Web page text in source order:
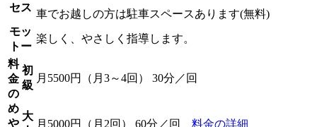
セス
車でお越しの方は駐車スペースあります(無料)
モッ
トー
楽しく、やさしく指導します。
料
金
の
め
や
初
級
月5500円（月3～4回） 30分／回
大
月5000円（月2回） 60分／回 料金の詳細